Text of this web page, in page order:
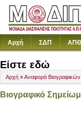
Αρχή ΣΔΠ ΑΠΘ
Είστε εδώ
Αρχή »Αναφορά Βιογραφικών
Βιογραφικό